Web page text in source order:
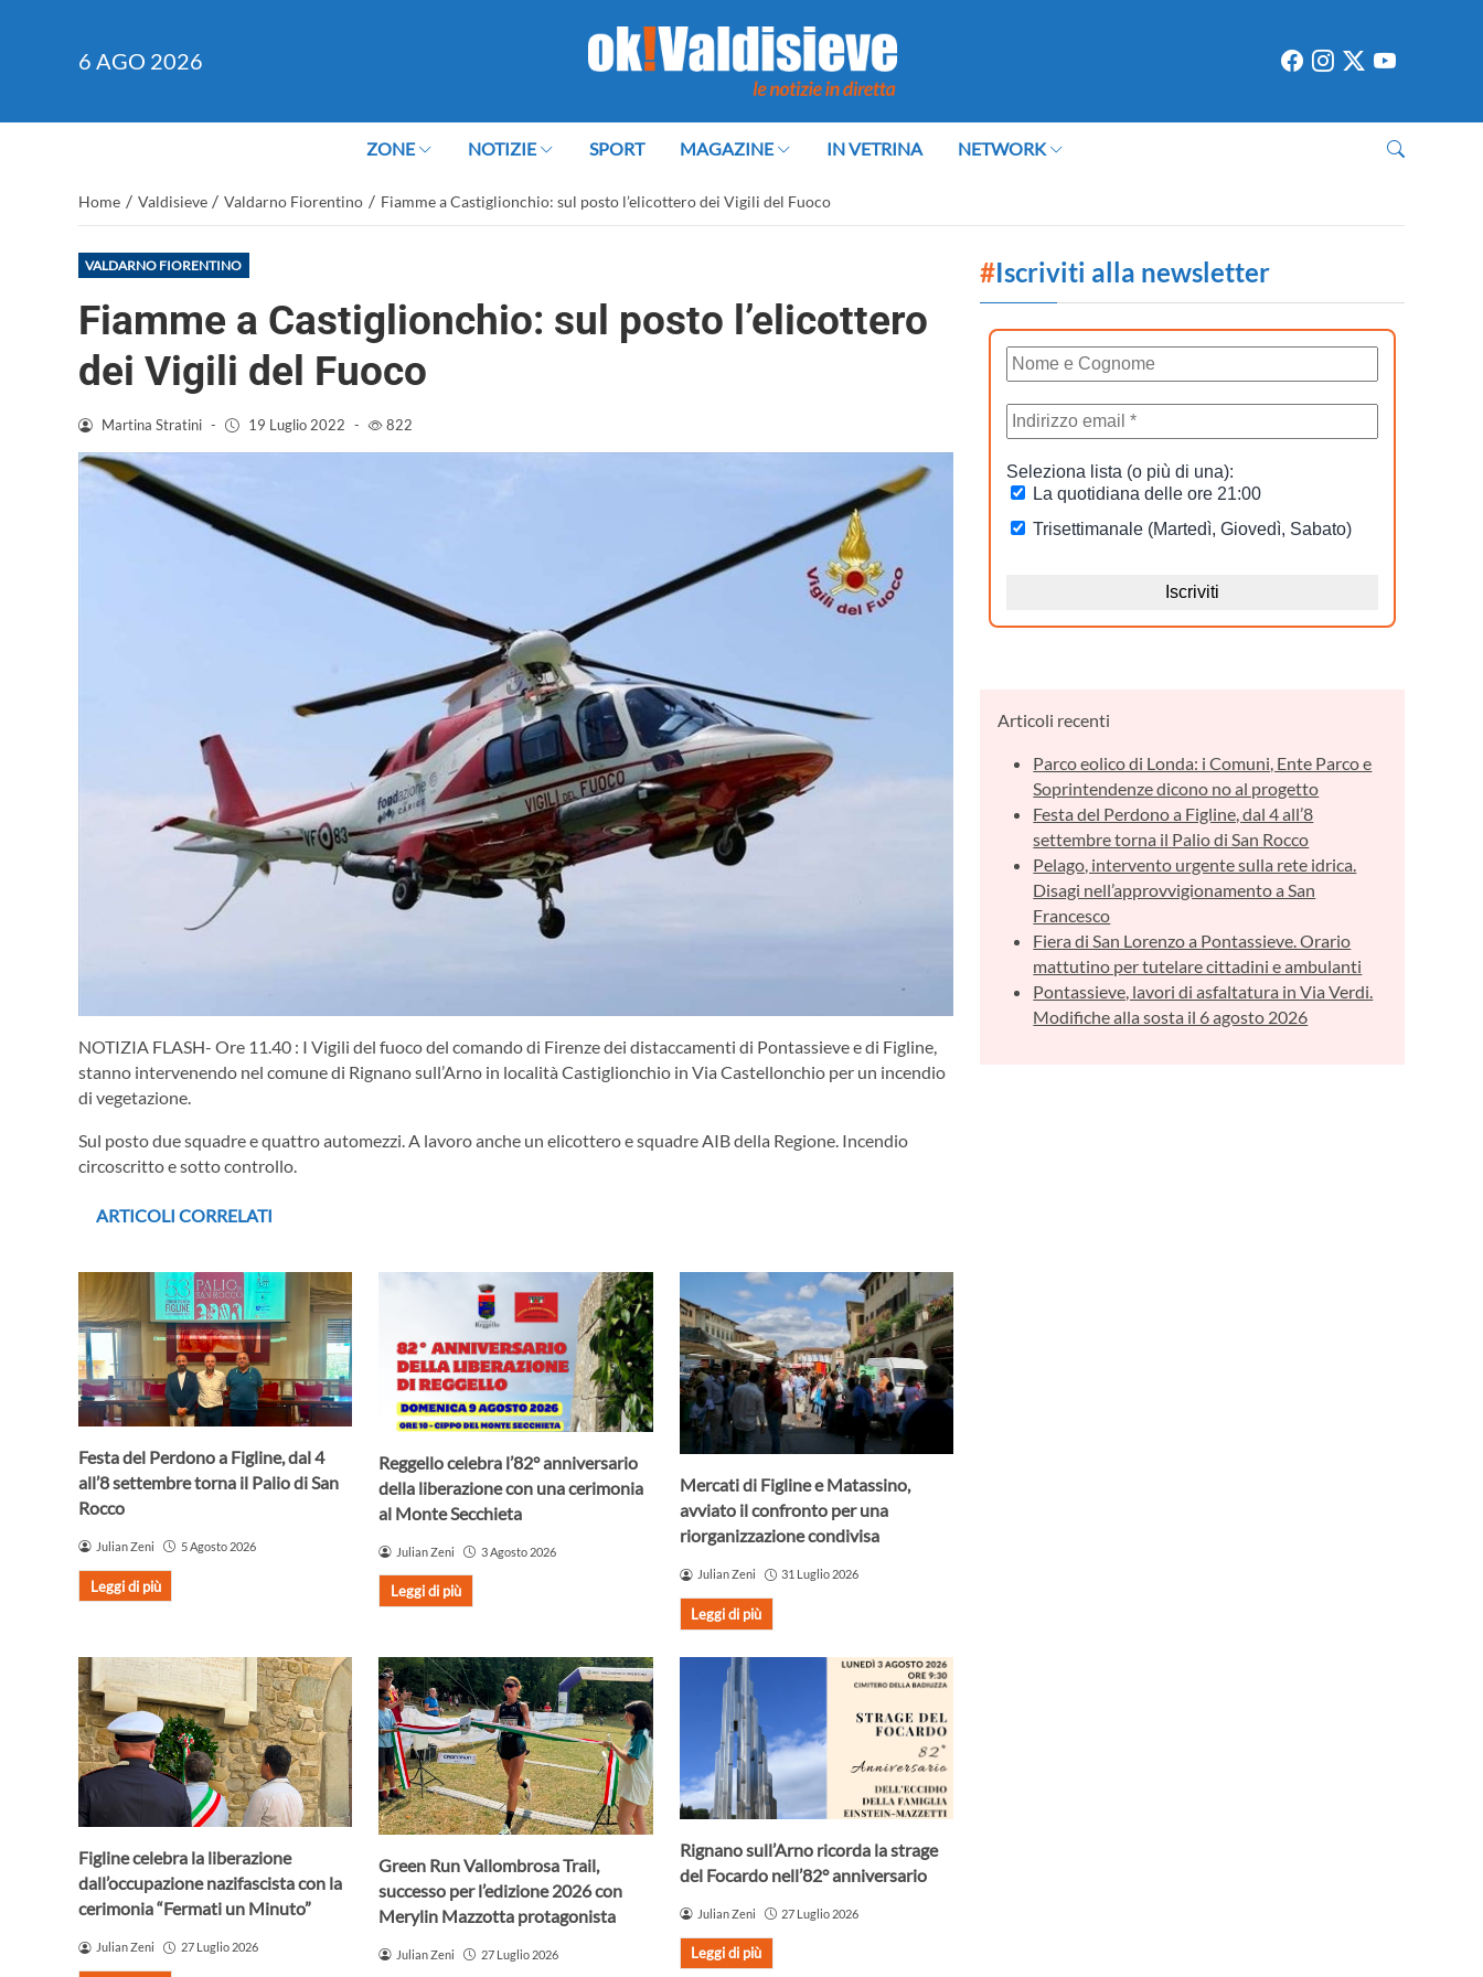
6 AGO 2026
ZONE NOTIZIE SPORT MAGAZINE IN VETRINA NETWORK
Home / Valdisieve / Valdarno Fiorentino / Fiamme a Castiglionchio: sul posto l’elicottero dei Vigili del Fuoco
VALDARNO FIORENTINO
Fiamme a Castiglionchio: sul posto l’elicottero
dei Vigili del Fuoco
Martina Stratini - 19 Luglio 2022 - 822
NOTIZIA FLASH- Ore 11.40 : I Vigili del fuoco del comando di Firenze dei distaccamenti di Pontassieve e di Figline,
stanno intervenendo nel comune di Rignano sull’Arno in località Castiglionchio in Via Castellonchio per un incendio
di vegetazione.
Sul posto due squadre e quattro automezzi. A lavoro anche un elicottero e squadre AIB della Regione. Incendio
circoscritto e sotto controllo.
ARTICOLI CORRELATI
Festa del Perdono a Figline, dal 4
all’8 settembre torna il Palio di San
Rocco
Julian Zeni 5 Agosto 2026
Leggi di più
Reggello celebra l’82° anniversario
della liberazione con una cerimonia
al Monte Secchieta
Julian Zeni 3 Agosto 2026
Leggi di più
Mercati di Figline e Matassino,
avviato il confronto per una
riorganizzazione condivisa
Julian Zeni 31 Luglio 2026
Leggi di più
Figline celebra la liberazione
dall’occupazione nazifascista con la
cerimonia “Fermati un Minuto”
Julian Zeni 27 Luglio 2026
Green Run Vallombrosa Trail,
successo per l’edizione 2026 con
Merylin Mazzotta protagonista
Julian Zeni 27 Luglio 2026
Rignano sull’Arno ricorda la strage
del Focardo nell’82° anniversario
Julian Zeni 27 Luglio 2026
Leggi di più
#Iscriviti alla newsletter
Articoli recenti
Parco eolico di Londa: i Comuni, Ente Parco e
Soprintendenze dicono no al progetto
Festa del Perdono a Figline, dal 4 all’8
settembre torna il Palio di San Rocco
Pelago, intervento urgente sulla rete idrica.
Disagi nell’approvvigionamento a San
Francesco
Fiera di San Lorenzo a Pontassieve. Orario
mattutino per tutelare cittadini e ambulanti
Pontassieve, lavori di asfaltatura in Via Verdi.
Modifiche alla sosta il 6 agosto 2026